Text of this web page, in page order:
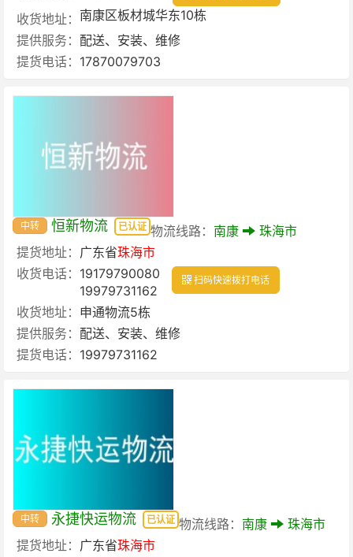
收货地址： 南康区板材城华东10栋
提供服务： 配送、安装、维修
提货电话： 17870079703
中转 恒新物流 已认证 物流线路： 南康
珠海市
提货地址： 广东省珠海市
收货电话： 19179790080
19979731162
扫码快速拨打电话
收货地址： 申通物流5栋
提供服务： 配送、安装、维修
提货电话： 19979731162
中转 永捷快运物流 已认证 物流线路： 南康
珠海市
提货地址： 广东省珠海市